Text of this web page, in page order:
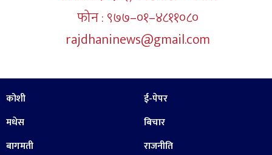
फोन : ९७७–०१–४८११०८०
rajdhaninews@gmail.com
कोशी
मधेस
बागमती
ई-पेपर
बिचार
राजनीति